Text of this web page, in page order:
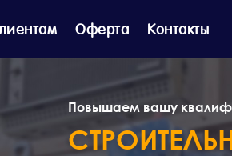
Оферта Контакты
Повышаем вашу